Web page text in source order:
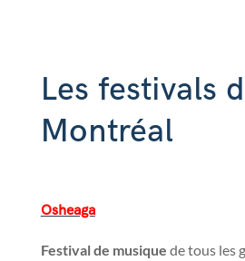
Les festivals
Montréal
Osheaga
Festival de musique de tous les